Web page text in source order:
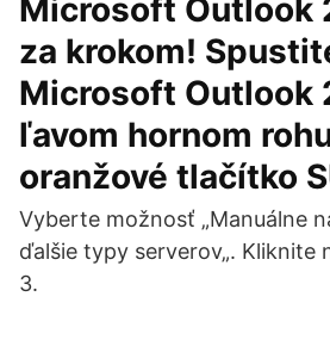
Microsoft Outlook
za krokom!
Microsoft Outlook
ľavom hornom
oranžové tlačítko
Vyberte možnosť „Manuálne
ďalšie typy serverov„. Kliknite
3.